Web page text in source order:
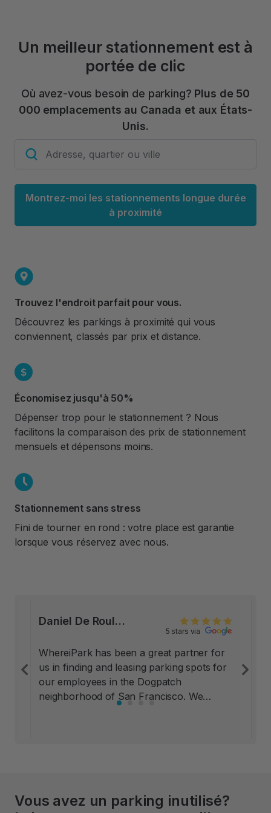
Un meilleur stationnement est à
portée de clic
Où avez-vous besoin de parking? Plus de 50
000 emplacements au Canada et aux États-
Unis.
Montrez-moi les stationnements longue durée
à proximité
Trouvez l'endroit parfait pour vous.
Découvrez les parkings à proximité qui vous
conviennent, classés par prix et distance.
Économisez jusqu'à 50%
Dépenser trop pour le stationnement ? Nous
facilitons la comparaison des prix de stationnement
mensuels et dépensons moins.
Stationnement sans stress
Fini de tourner en rond : votre place est garantie
lorsque vous réservez avec nous.
Daniel De Roulet, Co Founder at Mitokinin, San Francisco
5 stars via
WhereiPark has been a great partner for
us in finding and leasing parking spots for
our employees in the Dogpatch
neighborhood of San Francisco. We
never once in nearly two years has
Previous
Vous avez un parking inutilisé?